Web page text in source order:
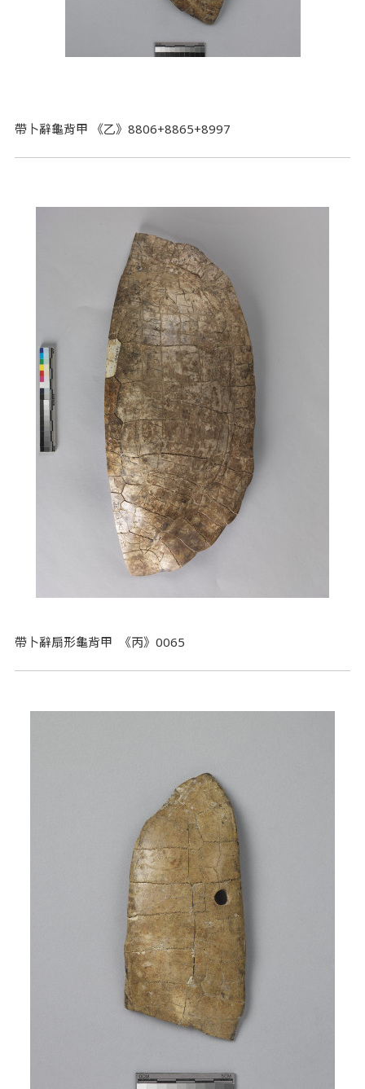
帶卜辭龜背甲 《乙》8806+8865+8997
帶卜辭扇形龜背甲 《丙》0065